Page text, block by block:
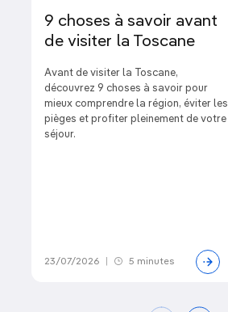
9 choses à savoir avant
de visiter la Toscane
Avant de visiter la Toscane,
découvrez 9 choses à savoir pour
mieux comprendre la région, éviter les
pièges et profiter pleinement de votre
séjour.
23/07/2026 5 minutes